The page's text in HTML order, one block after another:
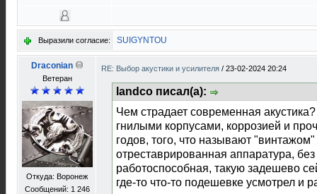
Выразили согласие: SUIGYNTOU
Draconian
Ветеран
Откуда: Воронеж
Сообщений: 1 246
RE: Выбор акустики и усилителя / 23-02-2024 20:24
landco писал(а):
Чем страдает современная
гнилыми корпусами, коррозией и
годов, того, что называют
отреставрированная аппаратура,
работоспособная, такую задешево
где-то что-то подешевке усмотрел и